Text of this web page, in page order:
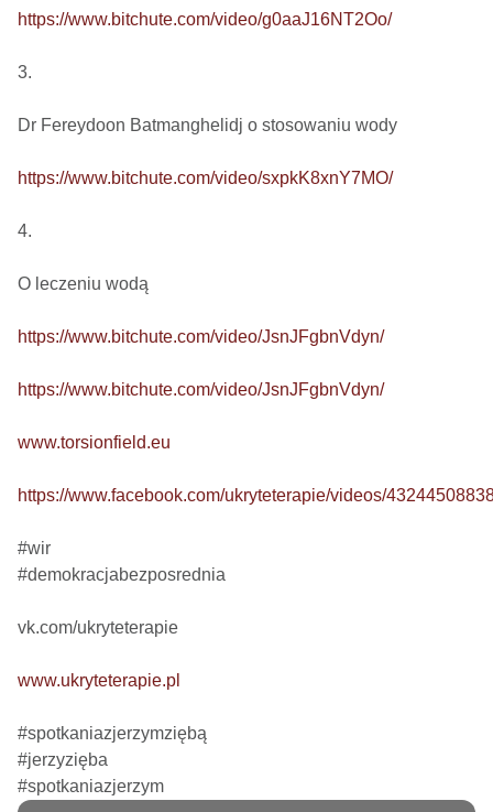
https://www.bitchute.com/video/g0aaJ16NT2Oo/
3.
Dr Fereydoon Batmanghelidj o stosowaniu wody
https://www.bitchute.com/video/sxpkK8xnY7MO/
4.
O leczeniu wodą
https://www.bitchute.com/video/JsnJFgbnVdyn/
https://www.bitchute.com/video/JsnJFgbnVdyn/
www.torsionfield.eu
https://www.facebook.com/ukryteterapie/videos/
#wir
#demokracjabezposrednia
vk.com/ukryteterapie
www.ukryteterapie.pl
#spotkaniazjerzymziębą
#jerzyzięba
#spotkaniazjerzym